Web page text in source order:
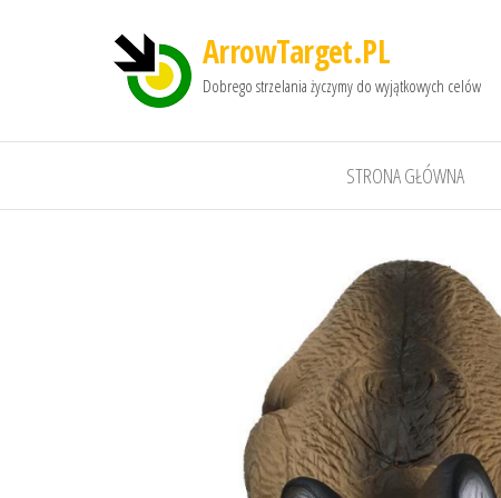
ArrowTarget.PL
Dobrego strzelania życzymy do wyjątkowych celów
STRONA GŁÓWNA